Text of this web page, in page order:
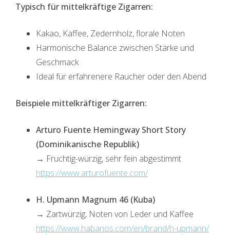
Typisch für mittelkräftige Zigarren:
Kakao, Kaffee, Zedernholz, florale Noten
Harmonische Balance zwischen Stärke und
Geschmack
Ideal für erfahrenere Raucher oder den Abend
Beispiele mittelkräftiger Zigarren:
Arturo Fuente Hemingway Short Story
(Dominikanische Republik)
→ Fruchtig-würzig, sehr fein abgestimmt
https://www.arturofuente.com/
H. Upmann Magnum 46 (Kuba)
→ Zartwürzig, Noten von Leder und Kaffee
https://www.habanos.com/en/brand/h-upmann/